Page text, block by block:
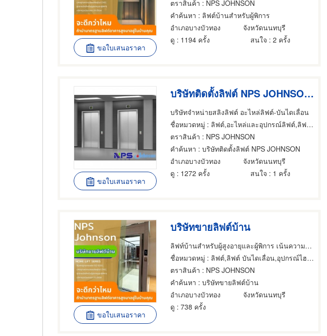
ขอใบเสนอราคา
ตราสินค้า : NPS JOHNSON
คำค้นหา : ลิฟต์บ้านสำหรับผู้พิการ
อำเภอบางบัวทอง
จังหวัดนนทบุรี
ดู : 1194 ครั้ง สนใจ : 2 ครั้ง
ขอใบเสนอราคา
บริษัทติดตั้งลิฟต์ NPS JOHNSON Elevator
บริษัทจำหน่ายสลิงลิฟต์ อะไหล่ลิฟต์-บันไดเลื่อน
ชื่อหมวดหมู่ : ลิฟต์,อะไหล่และอุปกรณ์ลิฟต์,ลิฟต์ บันไดเลื่อน
ตราสินค้า : NPS JOHNSON
คำค้นหา : บริษัทติดตั้งลิฟต์ NPS JOHNSON
อำเภอบางบัวทอง
จังหวัดนนทบุรี
ดู : 1272 ครั้ง สนใจ : 1 ครั้ง
ขอใบเสนอราคา
บริษัทขายลิฟต์บ้าน
ลิฟท์บ้านสำหรับผู้สูงอายุและผู้พิการ เน้นความปลอดภัย
ชื่อหมวดหมู่ : ลิฟต์,ลิฟต์ บันไดเลื่อน,อุปกรณ์ไฮโดรลิก
ตราสินค้า : NPS JOHNSON
คำค้นหา : บริษัทขายลิฟต์บ้าน
อำเภอบางบัวทอง
จังหวัดนนทบุรี
ดู : 738 ครั้ง